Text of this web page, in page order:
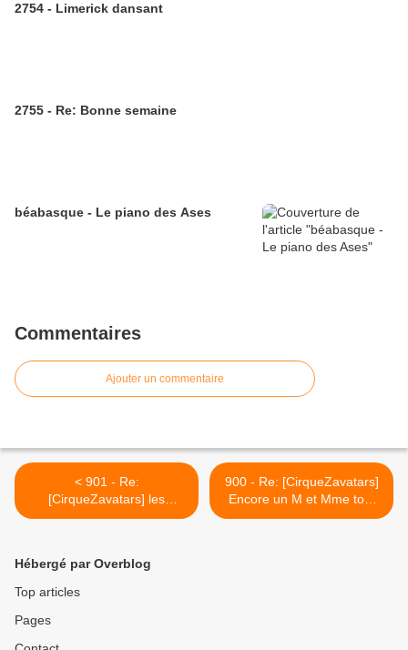
2754 - Limerick dansant
2755 - Re: Bonne semaine
béabasque - Le piano des Ases
Commentaires
Ajouter un commentaire
< 901 - Re:
[CirqueZavatars] les
poèmes béabasques -
900 - Re: [CirqueZavatars]
Encore un M et Mme tout
frais >
Hébergé par Overblog
Top articles
Pages